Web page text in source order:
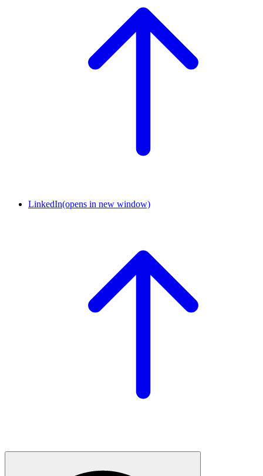
LinkedIn(opens in new window)